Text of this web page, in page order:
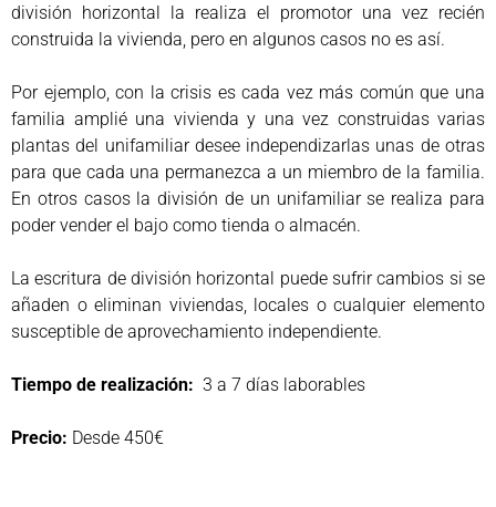
división horizontal la realiza el promotor una vez recién
construida la vivienda, pero en algunos casos no es así.
Por ejemplo, con la crisis es cada vez más común que una
familia amplié una vivienda y una vez construidas varias
plantas del unifamiliar desee independizarlas unas de otras
para que cada una permanezca a un miembro de la familia.
En otros casos la división de un unifamiliar se realiza para
poder vender el bajo como tienda o almacén.
La escritura de división horizontal puede sufrir cambios si se
añaden o eliminan viviendas, locales o cualquier elemento
susceptible de aprovechamiento independiente.
Tiempo de realización: 3 a 7 días laborables
Precio: Desde 450€